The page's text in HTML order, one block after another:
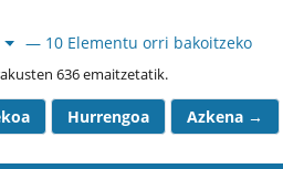
— 10 Elementu orri bakoitzeko
636 emaitzetatik.
Hurrengoa Azkena →